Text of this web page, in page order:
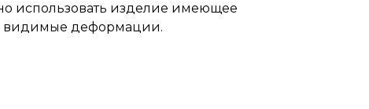
использовать изделие имеющее
видимые деформации.